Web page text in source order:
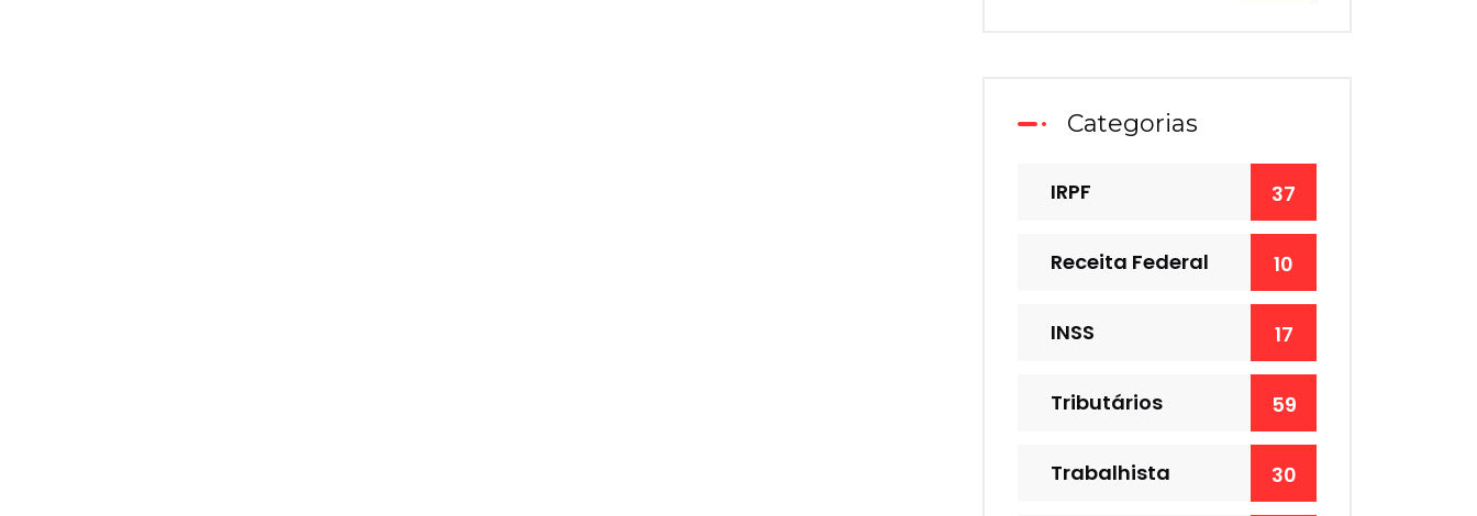
Categorias
IRPF 37
Receita Federal 10
INSS 17
Tributários 59
Trabalhista 30